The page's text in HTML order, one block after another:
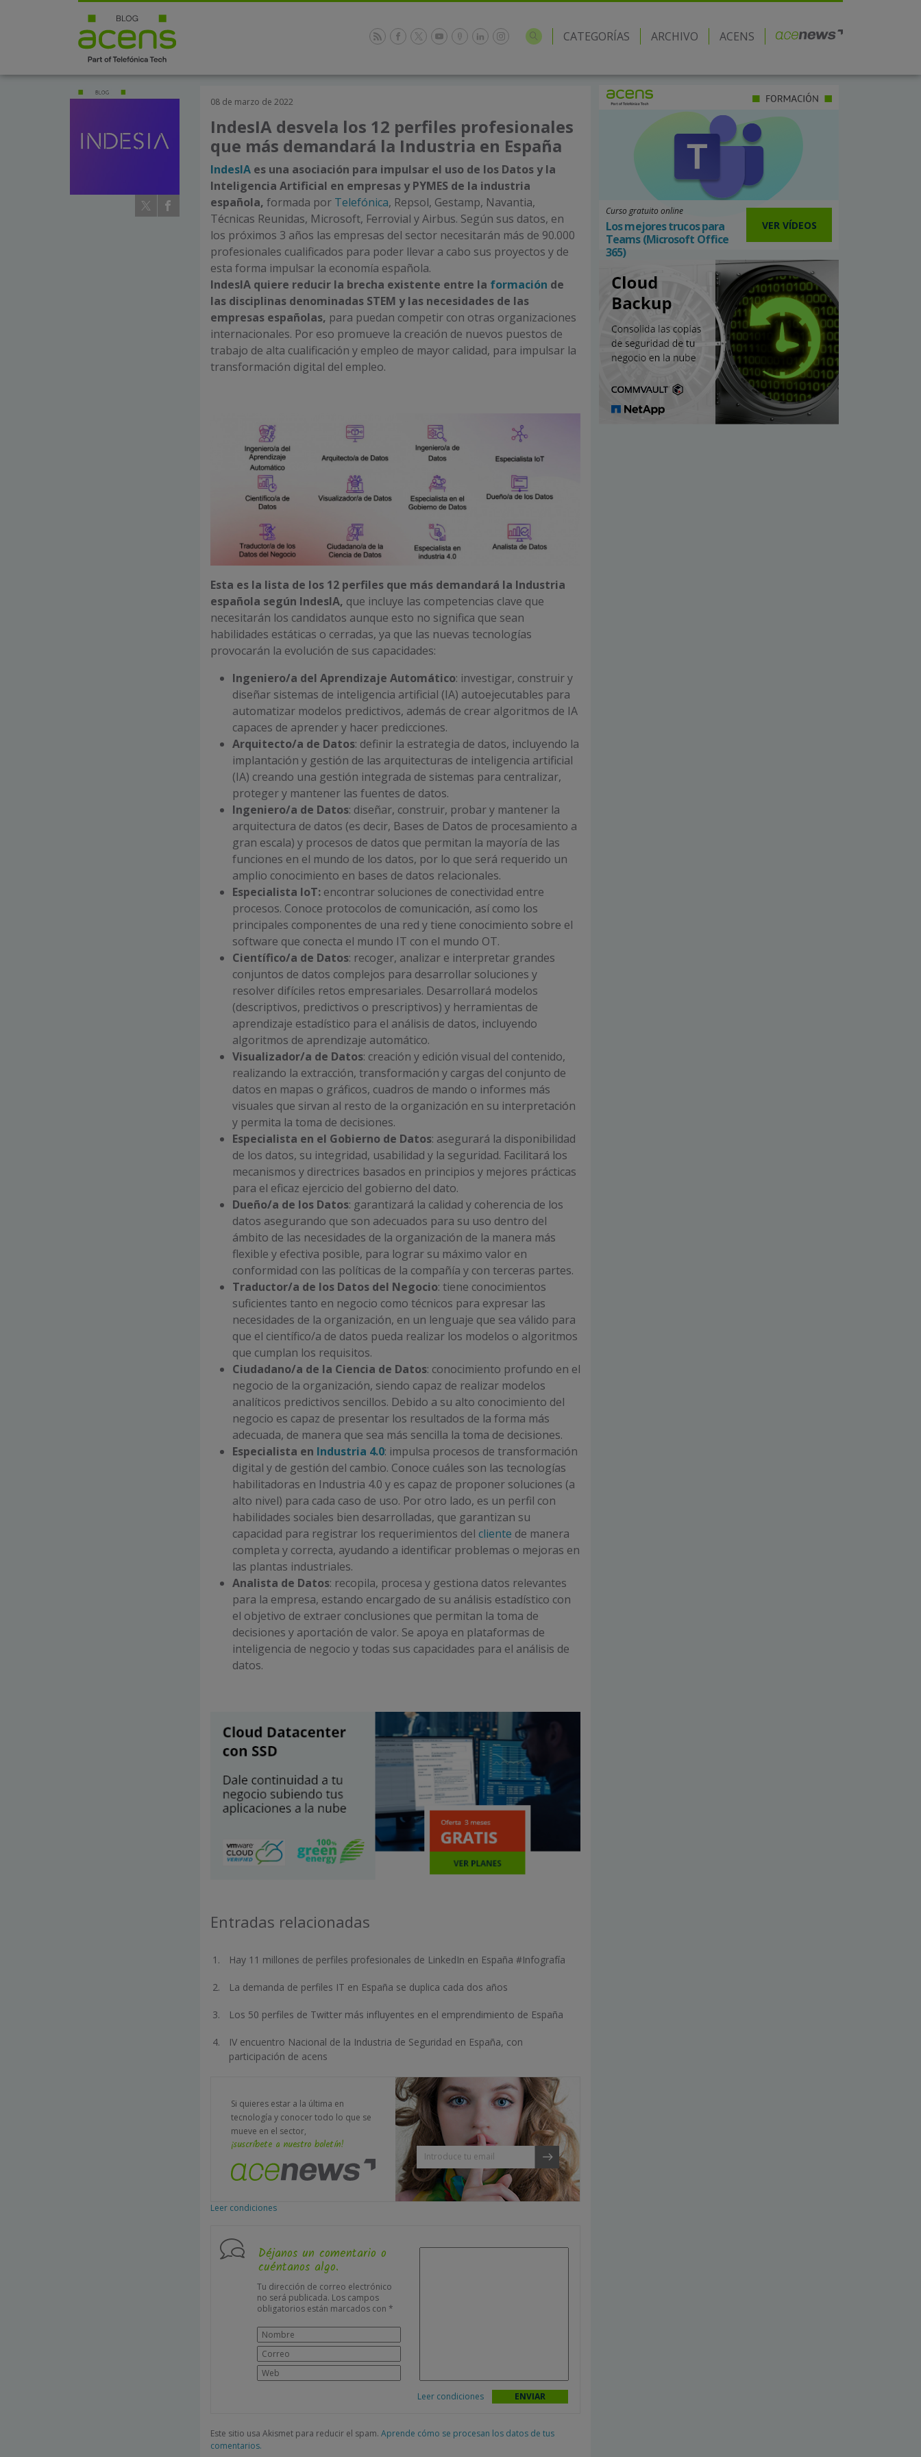
CATEGORÍAS ARCHIVO ACENS
08 de marzo de 2022
IndesIA desvela los 12 perfiles profesionales
que más demandará la Industria en España
IndesIA es una asociación para impulsar el uso de los Datos y la
Inteligencia Artificial en empresas y PYMES de la industria
española, formada por Telefónica, Repsol, Gestamp, Navantia,
Técnicas Reunidas, Microsoft, Ferrovial y Airbus. Según sus datos, en
los próximos 3 años las empresas del sector necesitarán más de 90.000
profesionales cualificados para poder llevar a cabo sus proyectos y de
esta forma impulsar la economía española.
IndesIA quiere reducir la brecha existente entre la formación de
las disciplinas denominadas STEM y las necesidades de las
empresas españolas, para puedan competir con otras organizaciones
internacionales. Por eso promueve la creación de nuevos puestos de
trabajo de alta cualificación y empleo de mayor calidad, para impulsar la
transformación digital del empleo.
Esta es la lista de los 12 perfiles que más demandará la Industria
española según IndesIA, que incluye las competencias clave que
necesitarán los candidatos aunque esto no significa que sean
habilidades estáticas o cerradas, ya que las nuevas tecnologías
provocarán la evolución de sus capacidades:
Ingeniero/a del Aprendizaje Automático: investigar, construir y
diseñar sistemas de inteligencia artificial (IA) autoejecutables para
automatizar modelos predictivos, además de crear algoritmos de IA
capaces de aprender y hacer predicciones.
Arquitecto/a de Datos: definir la estrategia de datos, incluyendo la
implantación y gestión de las arquitecturas de inteligencia artificial
(IA) creando una gestión integrada de sistemas para centralizar,
proteger y mantener las fuentes de datos.
Ingeniero/a de Datos: diseñar, construir, probar y mantener la
arquitectura de datos (es decir, Bases de Datos de procesamiento a
gran escala) y procesos de datos que permitan la mayoría de las
funciones en el mundo de los datos, por lo que será requerido un
amplio conocimiento en bases de datos relacionales.
Especialista IoT: encontrar soluciones de conectividad entre
procesos. Conoce protocolos de comunicación, así como los
principales componentes de una red y tiene conocimiento sobre el
software que conecta el mundo IT con el mundo OT.
Científico/a de Datos: recoger, analizar e interpretar grandes
conjuntos de datos complejos para desarrollar soluciones y
resolver difíciles retos empresariales. Desarrollará modelos
(descriptivos, predictivos o prescriptivos) y herramientas de
aprendizaje estadístico para el análisis de datos, incluyendo
algoritmos de aprendizaje automático.
Visualizador/a de Datos: creación y edición visual del contenido,
realizando la extracción, transformación y cargas del conjunto de
datos en mapas o gráficos, cuadros de mando o informes más
visuales que sirvan al resto de la organización en su interpretación
y permita la toma de decisiones.
Especialista en el Gobierno de Datos: asegurará la disponibilidad
de los datos, su integridad, usabilidad y la seguridad. Facilitará los
mecanismos y directrices basados en principios y mejores prácticas
para el eficaz ejercicio del gobierno del dato.
Dueño/a de los Datos: garantizará la calidad y coherencia de los
datos asegurando que son adecuados para su uso dentro del
ámbito de las necesidades de la organización de la manera más
flexible y efectiva posible, para lograr su máximo valor en
conformidad con las políticas de la compañía y con terceras partes.
Traductor/a de los Datos del Negocio: tiene conocimientos
suficientes tanto en negocio como técnicos para expresar las
necesidades de la organización, en un lenguaje que sea válido para
que el científico/a de datos pueda realizar los modelos o algoritmos
que cumplan los requisitos.
Ciudadano/a de la Ciencia de Datos: conocimiento profundo en el
negocio de la organización, siendo capaz de realizar modelos
analíticos predictivos sencillos. Debido a su alto conocimiento del
negocio es capaz de presentar los resultados de la forma más
adecuada, de manera que sea más sencilla la toma de decisiones.
Especialista en Industria 4.0: impulsa procesos de transformación
digital y de gestión del cambio. Conoce cuáles son las tecnologías
habilitadoras en Industria 4.0 y es capaz de proponer soluciones (a
alto nivel) para cada caso de uso. Por otro lado, es un perfil con
habilidades sociales bien desarrolladas, que garantizan su
capacidad para registrar los requerimientos del cliente de manera
completa y correcta, ayudando a identificar problemas o mejoras en
las plantas industriales.
Analista de Datos: recopila, procesa y gestiona datos relevantes
para la empresa, estando encargado de su análisis estadístico con
el objetivo de extraer conclusiones que permitan la toma de
decisiones y aportación de valor. Se apoya en plataformas de
inteligencia de negocio y todas sus capacidades para el análisis de
datos.
Entradas relacionadas
Hay 11 millones de perfiles profesionales de LinkedIn en España #Infografía
La demanda de perfiles IT en España se duplica cada dos años
Los 50 perfiles de Twitter más influyentes en el emprendimiento de España
IV encuentro Nacional de la Industria de Seguridad en España, con
participación de acens
Si quieres estar a la última en
tecnología y conocer todo lo que se
mueve en el sector,
¡suscríbete a nuestro boletín!
Leer condiciones
Déjanos un comentario o
cuéntanos algo.
Tu dirección de correo electrónico
no será publicada. Los campos
obligatorios están marcados con *
Leer condiciones
Este sitio usa Akismet para reducir el spam. Aprende cómo se procesan los datos de tus
comentarios.
Curso gratuito online
Los mejores trucos para
Teams (Microsoft Office
365)
VER VÍDEOS